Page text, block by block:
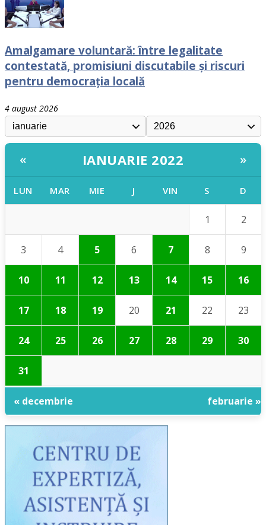
Amalgamare voluntară: între legalitate
contestată, promisiuni discutabile și riscuri
pentru democrația locală
4 august 2026
« IANUARIE 2022 »
LUN MAR MIE J VIN S D
1 2
3 4 5 6 7 8 9
10 11 12 13 14 15 16
17 18 19 20 21 22 23
24 25 26 27 28 29 30
31
« decembrie februarie »